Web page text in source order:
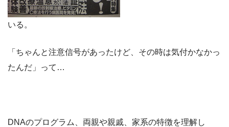
いる。
「ちゃんと注意信号があったけど、その時は気付かなかっ
たんだ」って…
DNAのプログラム、両親や親戚、家系の特徴を理解し